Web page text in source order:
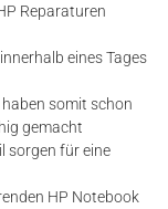
Reparaturen
eines Tages
somit schon
gemacht
sorgen für eine
HP Notebook